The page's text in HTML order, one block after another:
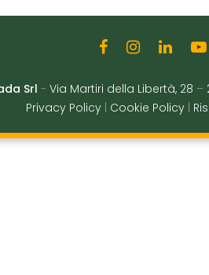
Srl - Via Martiri della Libertà, 28 –
Privacy Policy
Cookie Policy